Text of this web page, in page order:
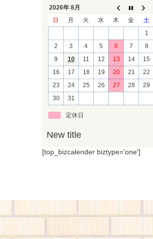
2026年 8月
日
月 火 水 木 金
土
1
2
3 4 5 6 7
8
9
10 11 12 13 14
15
16
17 18 19 20 21
22
23
24 25 26 27 28
29
30
31
定休日